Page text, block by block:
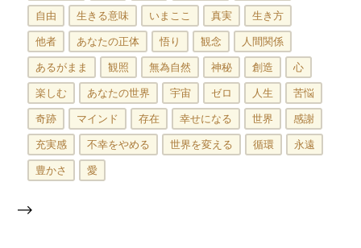
自由
生きる意味 いまここ 真実
生き方
他者
あなたの正体 悟り 観念
人間関係
あるがまま
観照 無為自然 神秘 創造
心
楽しむ
あなたの世界 宇宙 ゼロ 人生
苦悩
奇跡
マインド 存在 幸せになる 世界
感謝
充実感
不幸をやめる 世界を変える 循環
永遠
豊かさ
愛
-->